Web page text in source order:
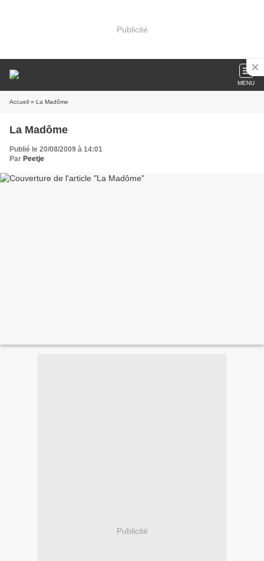
Publicité
MENU
Accueil » La Madôme
La Madôme
Publié le 20/08/2009 à 14:01
Par Peetje
Publicité